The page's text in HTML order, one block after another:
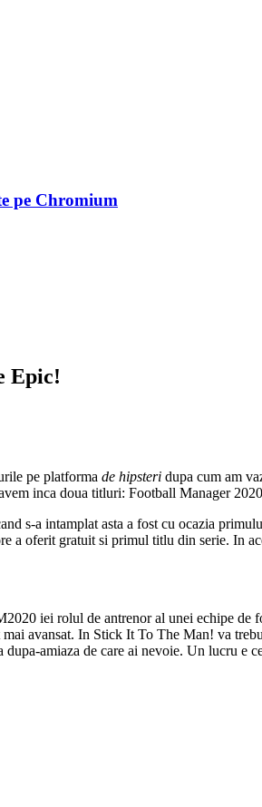
pe Chromium
Epic!
pe platforma de hipsteri dupa cum am
inca doua titluri: Football Manager
s-a intamplat asta a fost cu ocazia
a oferit gratuit si primul titlu din serie. In
iei rolul de antrenor al unei echipe de
avansat. In Stick It To The Man! va
amiaza de care ai nevoie. Un lucru e